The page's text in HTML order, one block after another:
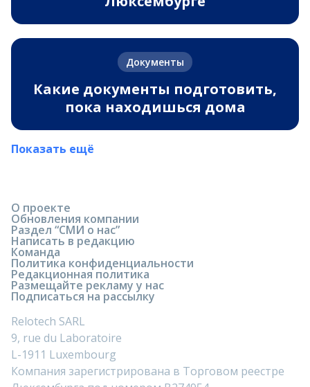
Документы
Какие документы подготовить,
пока находишься дома
Показать ещё
О проекте
Обновления компании
Раздел “СМИ о нас”
Написать в редакцию
Команда
Политика конфиденциальности
Редакционная политика
Размещайте рекламу у нас
Подписаться на рассылку
Relotech SARL
9, rue du Laboratoire
L-1911 Luxembourg
Компания зарегистрирована в Торговом реестре